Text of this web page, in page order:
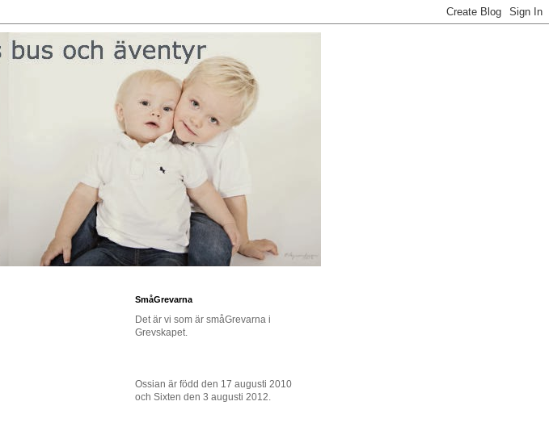
SmåGrevarna
Det är vi som är småGrevarna i
Grevskapet.
Ossian är född den 17 augusti 2010
och Sixten den 3 augusti 2012.